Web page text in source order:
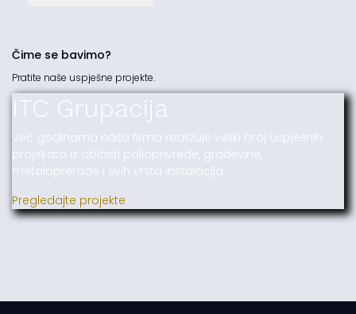
Čime se bavimo?
Pratite naše uspješne projekte.
ITC Grupacija
Već godinama naša firma realizuje veliki broj uspješnih
projekata iz oblasti poljoprivrede, građevine,
metaloprerade i svih vrsta instalacija.
Pregledajte projekte